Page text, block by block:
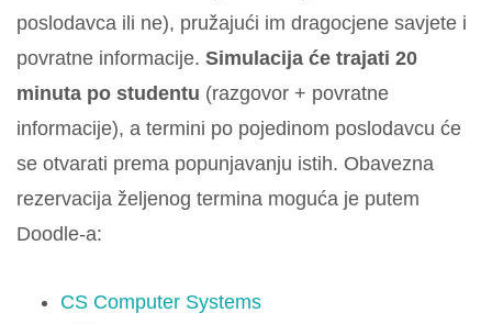
poslodavca ili ne), pružajući im dragocjene savjete i
povratne informacije. Simulacija će trajati 20
minuta po studentu (razgovor + povratne
informacije), a termini po pojedinom poslodavcu će
se otvarati prema popunjavanju istih. Obavezna
rezervacija željenog termina moguća je putem
Doodle-a:
CS Computer Systems